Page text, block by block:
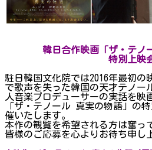
韓日合作映画「ザ・テノ
特別上映
駐日韓国文化院では2016年最初の
で歌声を失った韓国の天才テノー
人音楽プロデューサーの実話を映
「ザ・テノール 真実の物語」の
催いたします。
本作の観覧を希望される方は奮っ
皆様のご応募を心よりお待ち申し